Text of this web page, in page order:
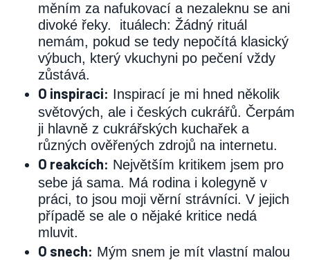
měním za nafukovací a nezaleknu se ani
divoké řeky. ituálech: Žádný rituál
nemám, pokud se tedy nepočítá klasický
výbuch, který vkuchyni po pečení vždy
zůstává.
O inspiraci: Inspirací je mi hned několik
světových, ale i českých cukrářů. Čerpám
ji hlavně z cukrářských kuchařek a
různých ověřených zdrojů na internetu.
O reakcích: Největším kritikem jsem pro
sebe já sama. Má rodina i kolegyně v
práci, to jsou moji věrní strávníci. V jejich
případě se ale o nějaké kritice nedá
mluvit.
O snech: Mým snem je mít vlastní malou